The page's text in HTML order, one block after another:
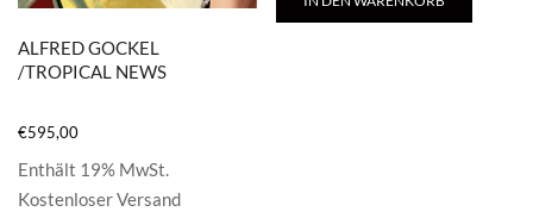
ALFRED GOCKEL
/TROPICAL NEWS
€595,00
Enthält 19% MwSt.
Kostenloser Versand